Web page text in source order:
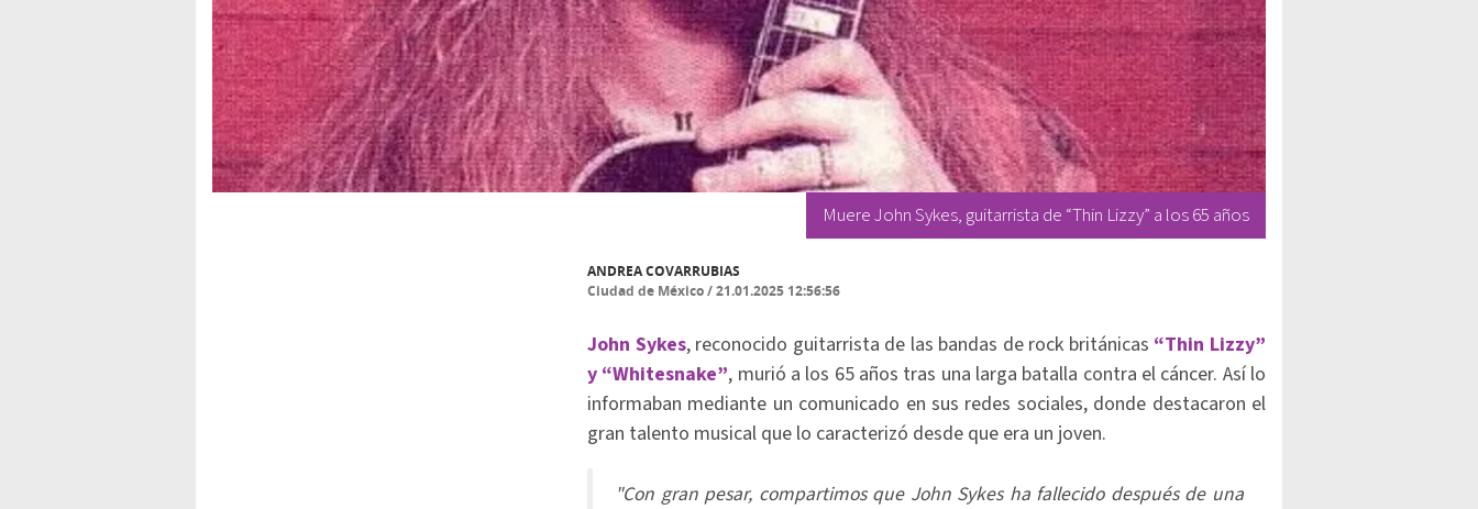
Muere John Sykes, guitarrista de “Thin Lizzy” a los 65 años
ANDREA COVARRUBIAS
Ciudad de México/21.01.2025 12:56:56
John Sykes, reconocido guitarrista de las bandas de rock británicas “Thin Lizzy”
y “Whitesnake”, murió a los 65 años tras una larga batalla contra el cáncer. Así lo
informaban mediante un comunicado en sus redes sociales, donde destacaron el
gran talento musical que lo caracterizó desde que era un joven.
"Con gran pesar, compartimos que John Sykes ha fallecido después de una